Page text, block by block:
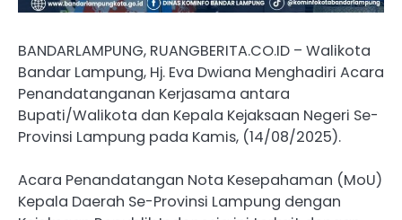
BANDARLAMPUNG, RUANGBERITA.CO.ID – Walikota
Bandar Lampung, Hj. Eva Dwiana Menghadiri Acara
Penandatanganan Kerjasama antara
Bupati/Walikota dan Kepala Kejaksaan Negeri Se-
Provinsi Lampung pada Kamis, (14/08/2025).
Acara Penandatangan Nota Kesepahaman (MoU)
Kepala Daerah Se-Provinsi Lampung dengan